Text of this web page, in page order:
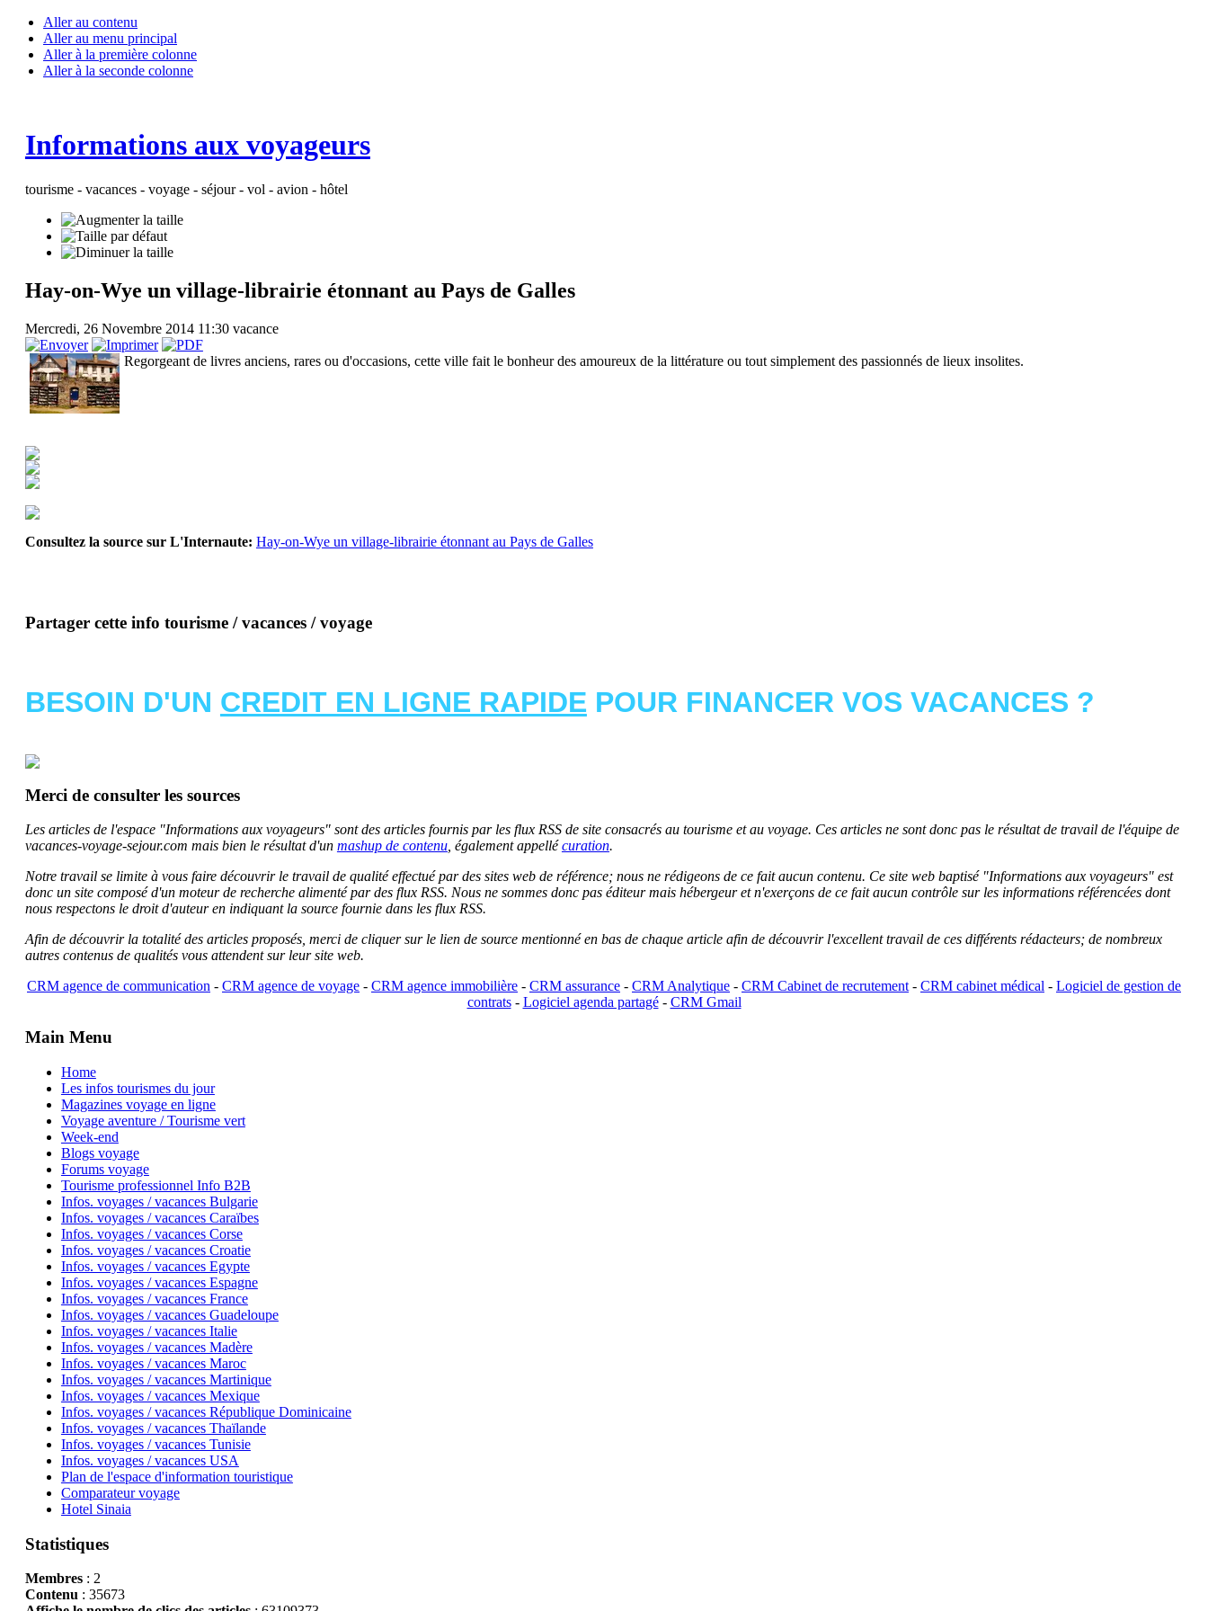
Aller au contenu
Aller au menu principal
Aller à la première colonne
Aller à la seconde colonne
Informations aux voyageurs
tourisme - vacances - voyage - séjour - vol - avion - hôtel
Hay-on-Wye un village-librairie étonnant au Pays de Galles
Mercredi, 26 Novembre 2014 11:30 vacance
Regorgeant de livres anciens, rares ou d'occasions, cette ville fait le bonheur des amoureux de la littérature ou tout simplement des passionnés de lieux insolites.
Consultez la source sur L'Internaute: Hay-on-Wye un village-librairie étonnant au Pays de Galles
Partager cette info tourisme / vacances / voyage
BESOIN D'UN CREDIT EN LIGNE RAPIDE POUR FINANCER VOS VACANCES ?
Merci de consulter les sources
Les articles de l'espace "Informations aux voyageurs" sont des articles fournis par les flux RSS de site consacrés au tourisme et au voyage. Ces articles ne sont donc pas le résultat de travail de l'équipe de
vacances-voyage-sejour.com mais bien le résultat d'un mashup de contenu, également appellécuration.
Notre travail se limite à vous faire découvrir le travail de qualité effectué par des sites web de référence; nous ne rédigeons de ce fait aucun contenu. Ce site web baptisé "Informations aux voyageurs" est
donc un site composé d'un moteur de recherche alimenté par des flux RSS. Nous ne sommes donc pas éditeur mais hébergeur et n'exerçons de ce fait aucun contrôle sur les informations référencées dont
nous respectons le droit d'auteur en indiquant la source fournie dans les flux RSS.
Afin de découvrir la totalité des articles proposés, merci de cliquer sur le lien de source mentionné en bas de chaque article afin de découvrir l'excellent travail de ces différents rédacteurs; de nombreux
autres contenus de qualités vous attendent sur leur site web.
CRM agence de communication - CRM agence de voyage - CRM agence immobilière - CRM assurance - CRM Analytique - CRM Cabinet de recrutement- CRM cabinet médical - Logiciel de gestion de
contrats- Logiciel agenda partagé- CRM Gmail
Main Menu
Home
Les infos tourismes du jour
Magazines voyage en ligne
Voyage aventure / Tourisme vert
Week-end
Blogs voyage
Forums voyage
Tourisme professionnel Info B2B
Infos. voyages / vacances Bulgarie
Infos. voyages / vacances Caraïbes
Infos. voyages / vacances Corse
Infos. voyages / vacances Croatie
Infos. voyages / vacances Egypte
Infos. voyages / vacances Espagne
Infos. voyages / vacances France
Infos. voyages / vacances Guadeloupe
Infos. voyages / vacances Italie
Infos. voyages / vacances Madère
Infos. voyages / vacances Maroc
Infos. voyages / vacances Martinique
Infos. voyages / vacances Mexique
Infos. voyages / vacances République Dominicaine
Infos. voyages / vacances Thaïlande
Infos. voyages / vacances Tunisie
Infos. voyages / vacances USA
Plan de l'espace d'information touristique
Comparateur voyage
Hotel Sinaia
Statistiques
Membres: 2
Contenu : 35673